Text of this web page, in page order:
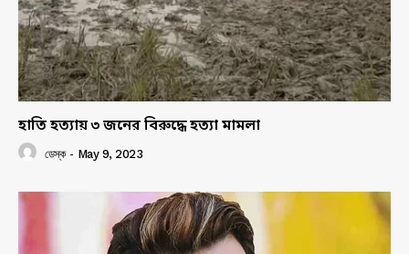
হাতি হত্যায় ৩ জনের বিরুদ্ধে হত্যা মামলা
ডেস্ক - May 9, 2023